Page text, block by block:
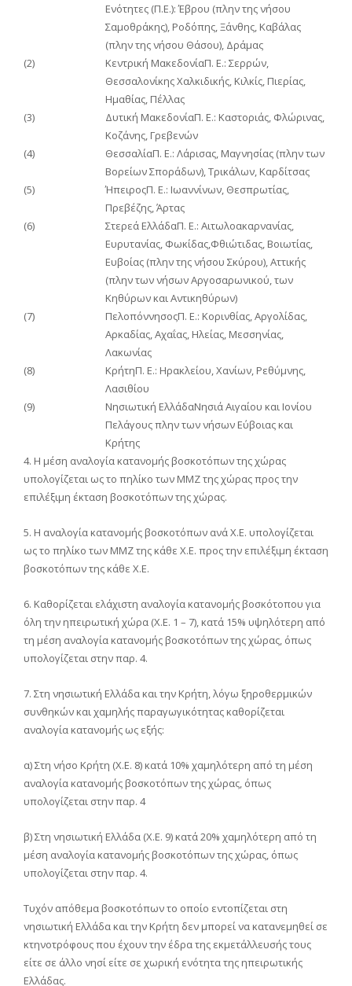
Ενότητες (Π.Ε.): Έβρου (πλην της νήσου
Σαμοθράκης), Ροδόπης, Ξάνθης, Καβάλας
(πλην της νήσου Θάσου), Δράμας
(2)
Κεντρική ΜακεδονίαΠ. Ε.: Σερρών,
Θεσσαλονίκης Χαλκιδικής, Κιλκίς, Πιερίας,
Ημαθίας, Πέλλας
(3)
Δυτική ΜακεδονίαΠ. Ε.: Καστοριάς, Φλώρινας,
Κοζάνης, Γρεβενών
(4)
ΘεσσαλίαΠ. Ε.: Λάρισας, Μαγνησίας (πλην των
Βορείων Σποράδων), Τρικάλων, Καρδίτσας
(5)
ΉπειροςΠ. Ε.: Ιωαννίνων, Θεσπρωτίας,
Πρεβέζης, Άρτας
(6)
Στερεά ΕλλάδαΠ. Ε.: Αιτωλοακαρνανίας,
Ευρυτανίας, Φωκίδας,Φθιώτιδας, Βοιωτίας,
Ευβοίας (πλην της νήσου Σκύρου), Αττικής
(πλην των νήσων Αργοσαρωνικού, των
Κηθύρων και Αντικηθύρων)
(7)
ΠελοπόννησοςΠ. Ε.: Κορινθίας, Αργολίδας,
Αρκαδίας, Αχαΐας, Ηλείας, Μεσσηνίας,
Λακωνίας
(8)
ΚρήτηΠ. Ε.: Ηρακλείου, Χανίων, Ρεθύμνης,
Λασιθίου
(9)
Νησιωτική ΕλλάδαΝησιά Αιγαίου και Ιονίου
Πελάγους πλην των νήσων Εύβοιας και
Κρήτης
4. Η μέση αναλογία κατανομής βοσκοτόπων της χώρας
υπολογίζεται ως το πηλίκο των ΜΜΖ της χώρας προς την
επιλέξιμη έκταση βοσκοτόπων της χώρας.
5. Η αναλογία κατανομής βοσκοτόπων ανά Χ.Ε. υπολογίζεται
ως το πηλίκο των ΜΜΖ της κάθε Χ.Ε. προς την επιλέξιμη έκταση
βοσκοτόπων της κάθε Χ.Ε.
6. Καθορίζεται ελάχιστη αναλογία κατανομής βοσκότοπου για
όλη την ηπειρωτική χώρα (Χ.Ε. 1 – 7), κατά 15% υψηλότερη από
τη μέση αναλογία κατανομής βοσκοτόπων της χώρας, όπως
υπολογίζεται στην παρ. 4.
7. Στη νησιωτική Ελλάδα και την Κρήτη, λόγω ξηροθερμικών
συνθηκών και χαμηλής παραγωγικότητας καθορίζεται
αναλογία κατανομής ως εξής:
α) Στη νήσο Κρήτη (Χ.Ε. 8) κατά 10% χαμηλότερη από τη μέση
αναλογία κατανομής βοσκοτόπων της χώρας, όπως
υπολογίζεται στην παρ. 4
β) Στη νησιωτική Ελλάδα (Χ.Ε. 9) κατά 20% χαμηλότερη από τη
μέση αναλογία κατανομής βοσκοτόπων της χώρας, όπως
υπολογίζεται στην παρ. 4.
Τυχόν απόθεμα βοσκοτόπων το οποίο εντοπίζεται στη
νησιωτική Ελλάδα και την Κρήτη δεν μπορεί να κατανεμηθεί σε
κτηνοτρόφους που έχουν την έδρα της εκμετάλλευσής τους
είτε σε άλλο νησί είτε σε χωρική ενότητα της ηπειρωτικής
Ελλάδας.